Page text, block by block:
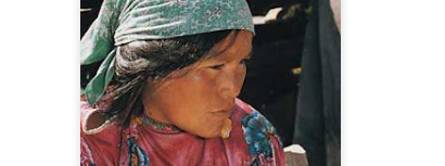
¡Cállate el hocico!